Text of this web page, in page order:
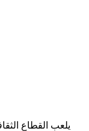
يلعب القطاع